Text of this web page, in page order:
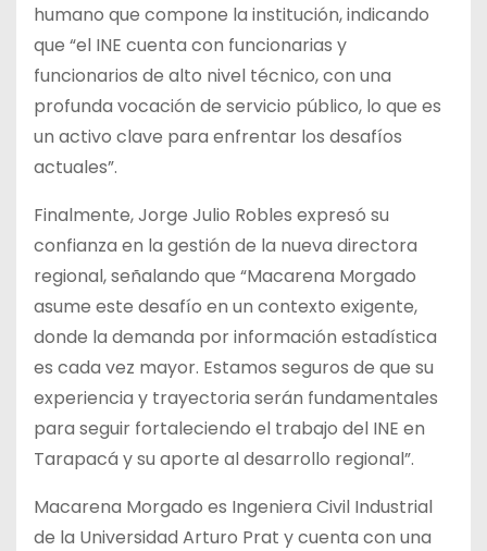
humano que compone la institución, indicando
que “el INE cuenta con funcionarias y
funcionarios de alto nivel técnico, con una
profunda vocación de servicio público, lo que es
un activo clave para enfrentar los desafíos
actuales”.
Finalmente, Jorge Julio Robles expresó su
confianza en la gestión de la nueva directora
regional, señalando que “Macarena Morgado
asume este desafío en un contexto exigente,
donde la demanda por información estadística
es cada vez mayor. Estamos seguros de que su
experiencia y trayectoria serán fundamentales
para seguir fortaleciendo el trabajo del INE en
Tarapacá y su aporte al desarrollo regional”.
Macarena Morgado es Ingeniera Civil Industrial
de la Universidad Arturo Prat y cuenta con una